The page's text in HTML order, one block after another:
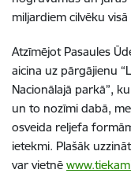
miljardiem cilvēku visā
Atzīmējot Pasaules
aicina uz pārgājienu
Nacionālajā parkā”,
un to nozīmi dabā,
osveida reljefa
ietekmi. Plašāk
var vietnē